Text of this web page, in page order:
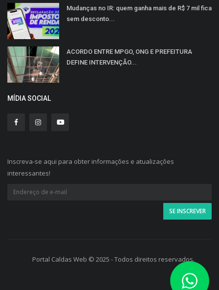
Mudanças no IR: quem ganha mais de R$ 7 mil fica
sem desconto...
ACORDO ENTRE MPGO, ONG E PREFEITURA
DEFINE INTERVENÇÃO...
MÍDIA SOCIAL
Inscreva-se aqui para obter informações e atualizações
interessantes!
Portal Caldas Web © 2025 - Todos direitos reservados.